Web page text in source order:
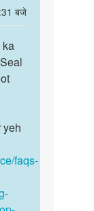
बजे
ka
yeh
faqs-